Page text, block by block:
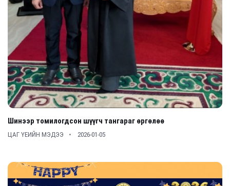
Шинээр томилогдсон шүүгч тангараг өргөлөө
ЦАГ ҮЕИЙН МЭДЭЭ 2026-01-05